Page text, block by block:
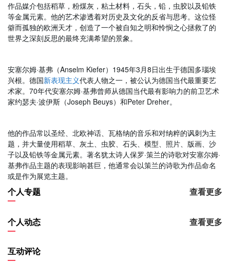
作品媒介包括稻草，粉煤灰，粘土材料，石头，铅，虫胶以及铅铁
等金属元素。他的艺术渗透着对历史及文化的反省与思考。这位怪
僻而孤独的欧洲天才，创造了一个被自知之明和怜悯之心拯救了的
世界之深刻反思的最终充满希望的景象。
安塞尔姆·基弗（Anselm Kiefer）1945年3月8日出生于德国多瑙埃
兴根。德国新表现主义代表人物之一，被公认为德国当代最重要艺
术家。70年代安塞尔姆·基弗曾师从德国当代最有影响力的前卫艺术
家约瑟夫·波伊斯（Joseph Beuys）和Peter Dreher。
他的作品常以圣经、北欧神话、瓦格纳的音乐和对纳粹的讽刺为主
题，并大量使用稻草、灰土、虫胶、石头、模型、照片、版画、沙
子以及铅铁等金属元素。著名犹太诗人保罗·策兰的诗歌对安塞尔姆·
基弗作品主题的表现影响甚巨，他通常会以策兰的诗歌为作品命名
或是作为展览主题。
个人专题 查看更多
个人动态 查看更多
互动评论